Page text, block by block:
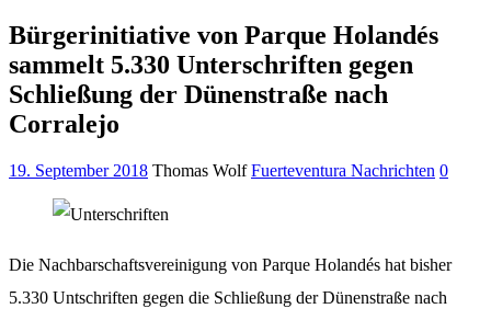
Bürgerinitiative von Parque Holandés
sammelt 5.330 Unterschriften gegen
Schließung der Dünenstraße nach
Corralejo
19. September 2018 Thomas Wolf Fuerteventura Nachrichten 0
Die Nachbarschaftsvereinigung von Parque Holandés hat bisher
5.330 Untschriften gegen die Schließung der Dünenstraße nach